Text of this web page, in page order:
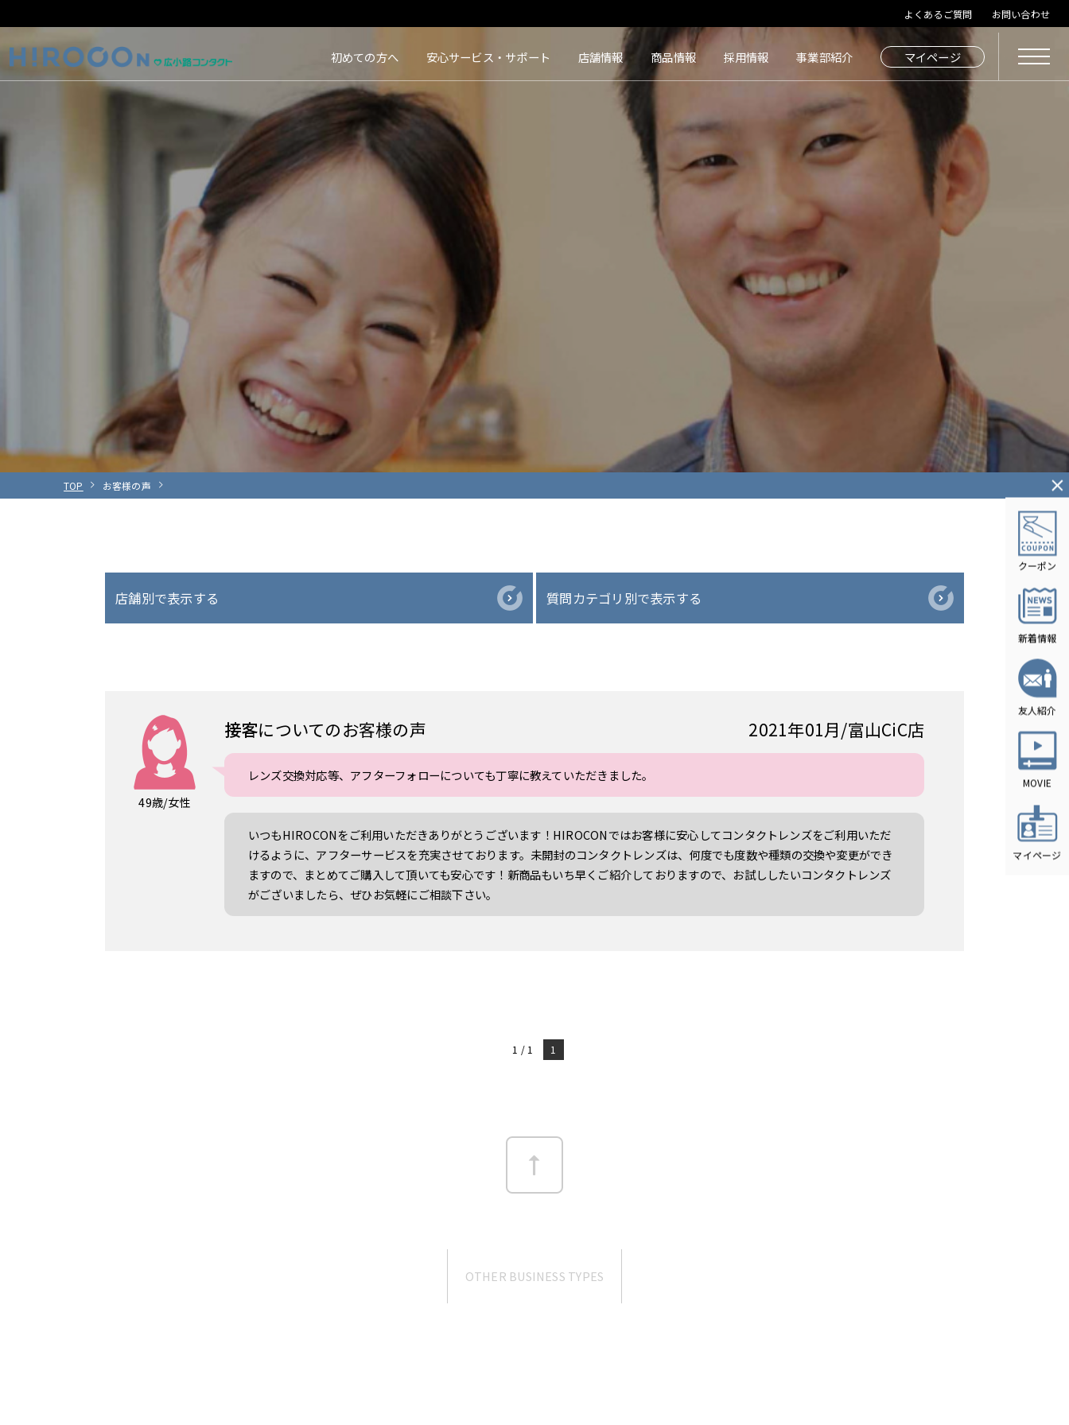
よくあるご質問 お問い合わせ
HIROCON｜広小路コンタクト｜【豊橋・浜松・富山】地域会員数No.1コンタクトレンズ専門店
初めての方へ 安心サービス・サポート 店舗情報 商品情報 採用情報 事業部紹介 マイページ
TOP お客様の声
店舗別で表示する 質問カテゴリ別で表示する
接客についてのお客様の声
49歳/女性
2021年01月 富山CiC店
レンズ交換対応等、アフターフォローについても丁寧に教えていただきました。
いつもHIROCONをご利用いただきありがとうございます！HIROCONではお客様に安心してコンタクトレンズをご利用いただ
けるように、アフターサービスを充実させております。未開封のコンタクトレンズは、何度でも度数や種類の交換や変更ができ
ますので、まとめてご購入して頂いても安心です！新商品もいち早くご紹介しておりますので、お試ししたいコンタクトレンズ
がございましたら、ぜひお気軽にご相談下さい。
1 / 1 1
OTHER BUSINESS TYPES